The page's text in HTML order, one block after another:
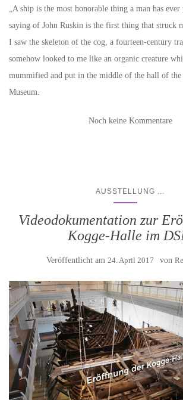
„A ship is the most honorable thing a man has
saying of John Ruskin is the first thing that struck
I saw the skeleton of the cog, a fourteen-century
somehow looked to me like an organic creature
mummified and put in the middle of the hall of
Museum.
Noch keine Kommentare
AUSSTELLUNG ...
Videodokumentation zur
Kogge-Halle im
Veröffentlicht am 24. April 2017 von